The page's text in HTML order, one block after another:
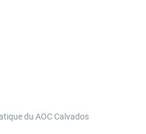
du AOC Calvados